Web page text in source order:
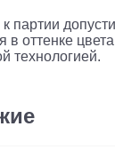
партии
в оттенке
технологией.